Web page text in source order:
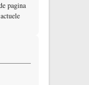
pagina